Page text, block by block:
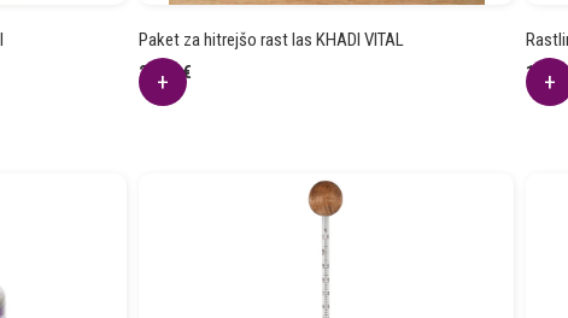
Paket za hitrejšo rast las KHADI VITAL
26.40€
12.94